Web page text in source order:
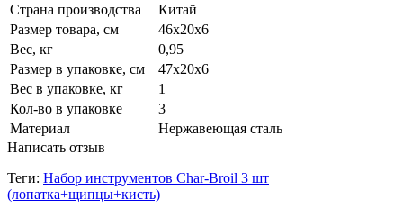
Страна производства
Китай
Размер товара, см
46х20х6
Вес, кг
0,95
Размер в упаковке, см
47х20х6
Вес в упаковке, кг
1
Кол-во в упаковке
3
Материал
Нержавеющая сталь
Написать отзыв
Теги: Набор инструментов Char-Broil 3 шт
(лопатка+щипцы+кисть)